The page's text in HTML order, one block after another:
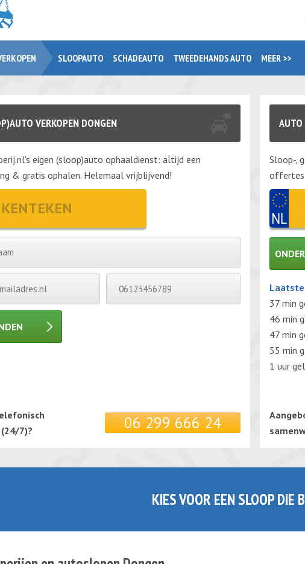
SLOOPAUTO SCHADEAUTO TWEEDEHANDS AUTO MEER >>
VERKOPEN DONGEN
eigen (sloop)auto ophaaldienst: altijd een
& gratis ophalen. Helemaal vrijblijvend!
7)?
06 299 666 24
AUTO
Sloop-,
offertes
Gelieve
37 min
46 min
47 min
55 min
1 uur
KIES VOOR EEN SLOOP DIE